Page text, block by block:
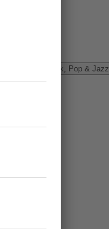
Rock, Pop & Jazz